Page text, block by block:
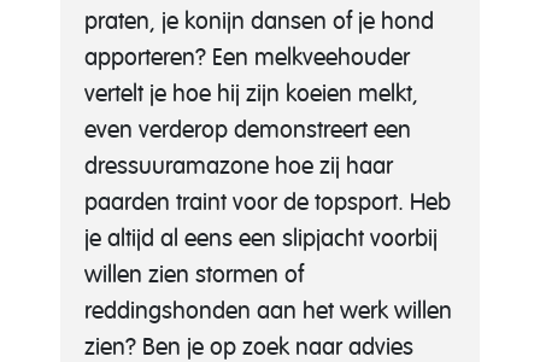
praten, je konijn dansen of je hond
apporteren? Een melkveehouder
vertelt je hoe hij zijn koeien melkt,
even verderop demonstreert een
dressuuramazone hoe zij haar
paarden traint voor de topsport. Heb
je altijd al eens een slipjacht voorbij
willen zien stormen of
reddingshonden aan het werk willen
zien? Ben je op zoek naar advies